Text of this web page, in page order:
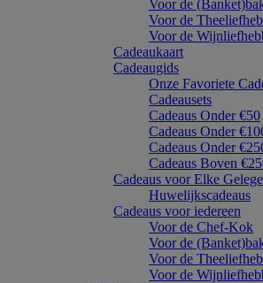
Voor de
Voor de
Voor de
Cadeaukaart
Cadeaugids
Onze Favoriete
Cadeausets
Cadeaus Onder €50
Cadeaus Onder
Cadeaus Onder
Cadeaus Boven
Cadeaus voor Elke
Huwelijkscadeaus
Cadeaus voor iedereen
Voor de Chef-Kok
Voor de
Voor de
Voor de